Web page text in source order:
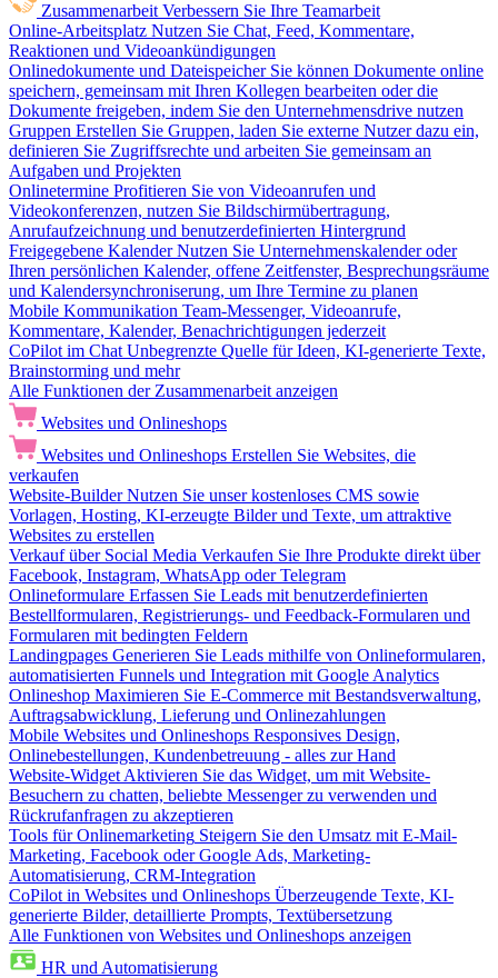
Zusammenarbeit Verbessern Sie Ihre Teamarbeit
Online-Arbeitsplatz Nutzen Sie Chat, Feed, Kommentare,
Reaktionen und Videoankündigungen
Onlinedokumente und Dateispeicher Sie können Dokumente online
speichern, gemeinsam mit Ihren Kollegen bearbeiten oder die
Dokumente freigeben, indem Sie den Unternehmensdrive nutzen
Gruppen Erstellen Sie Gruppen, laden Sie externe Nutzer dazu ein,
definieren Sie Zugriffsrechte und arbeiten Sie gemeinsam an
Aufgaben und Projekten
Onlinetermine Profitieren Sie von Videoanrufen und
Videokonferenzen, nutzen Sie Bildschirmübertragung,
Anrufaufzeichnung und benutzerdefinierten Hintergrund
Freigegebene Kalender Nutzen Sie Unternehmenskalender oder
Ihren persönlichen Kalender, offene Zeitfenster, Besprechungsräume
und Kalendersynchroniserung, um Ihre Termine zu planen
Mobile Kommunikation Team-Messenger, Videoanrufe,
Kommentare, Kalender, Benachrichtigungen jederzeit
CoPilot im Chat Unbegrenzte Quelle für Ideen, KI-generierte Texte,
Brainstorming und mehr
Alle Funktionen der Zusammenarbeit anzeigen
Websites und Onlineshops
Websites und Onlineshops Erstellen Sie Websites, die
verkaufen
Website-Builder Nutzen Sie unser kostenloses CMS sowie
Vorlagen, Hosting, KI-erzeugte Bilder und Texte, um attraktive
Websites zu erstellen
Verkauf über Social Media Verkaufen Sie Ihre Produkte direkt über
Facebook, Instagram, WhatsApp oder Telegram
Onlineformulare Erfassen Sie Leads mit benutzerdefinierten
Bestellformularen, Registrierungs- und Feedback-Formularen und
Formularen mit bedingten Feldern
Landingpages Generieren Sie Leads mithilfe von Onlineformularen,
automatisierten Funnels und Integration mit Google Analytics
Onlineshop Maximieren Sie E-Commerce mit Bestandsverwaltung,
Auftragsabwicklung, Lieferung und Onlinezahlungen
Mobile Websites und Onlineshops Responsives Design,
Onlinebestellungen, Kundenbetreuung - alles zur Hand
Website-Widget Aktivieren Sie das Widget, um mit Website-
Besuchern zu chatten, beliebte Messenger zu verwenden und
Rückrufanfragen zu akzeptieren
Tools für Onlinemarketing Steigern Sie den Umsatz mit E-Mail-
Marketing, Facebook oder Google Ads, Marketing-
Automatisierung, CRM-Integration
CoPilot in Websites und Onlineshops Überzeugende Texte, KI-
generierte Bilder, detaillierte Prompts, Textübersetzung
Alle Funktionen von Websites und Onlineshops anzeigen
HR und Automatisierung